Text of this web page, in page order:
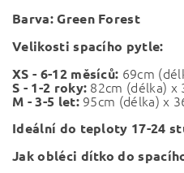
Barva:Green Forest
Velikosti spacího pytle:
XS - 6-12 měsíců: 69cm
S - 1-2 roky: 82cm (délka) x
M - 3-5 let: 95cm (délka) x
Ideální do teploty 17-24
Jak obléci dítko do